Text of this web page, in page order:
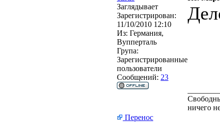
Заглядывает
Зарегистрирован:
11/10/2010 12:10
Из: Германия,
Вупперталь
Група:
Зарегистрированные
пользователи
Сообщений: 23
ничего
Перенос